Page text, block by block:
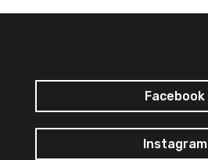
Facebook
Instagram